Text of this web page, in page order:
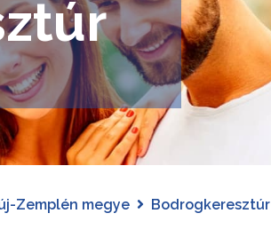
Zemplén megye Bodrogkeresztúr